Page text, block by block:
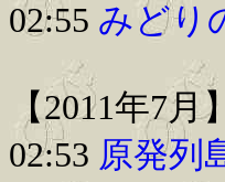
02:55 みどり
【2011年7月】
02:53 原発